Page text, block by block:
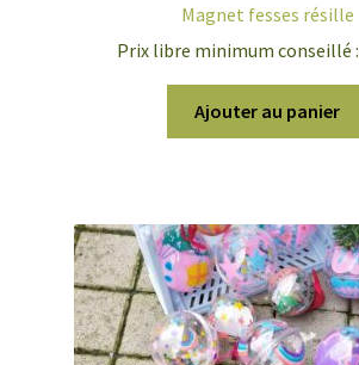
Magnet fesses résille
Prix libre minimum conseillé :
Ajouter au panier